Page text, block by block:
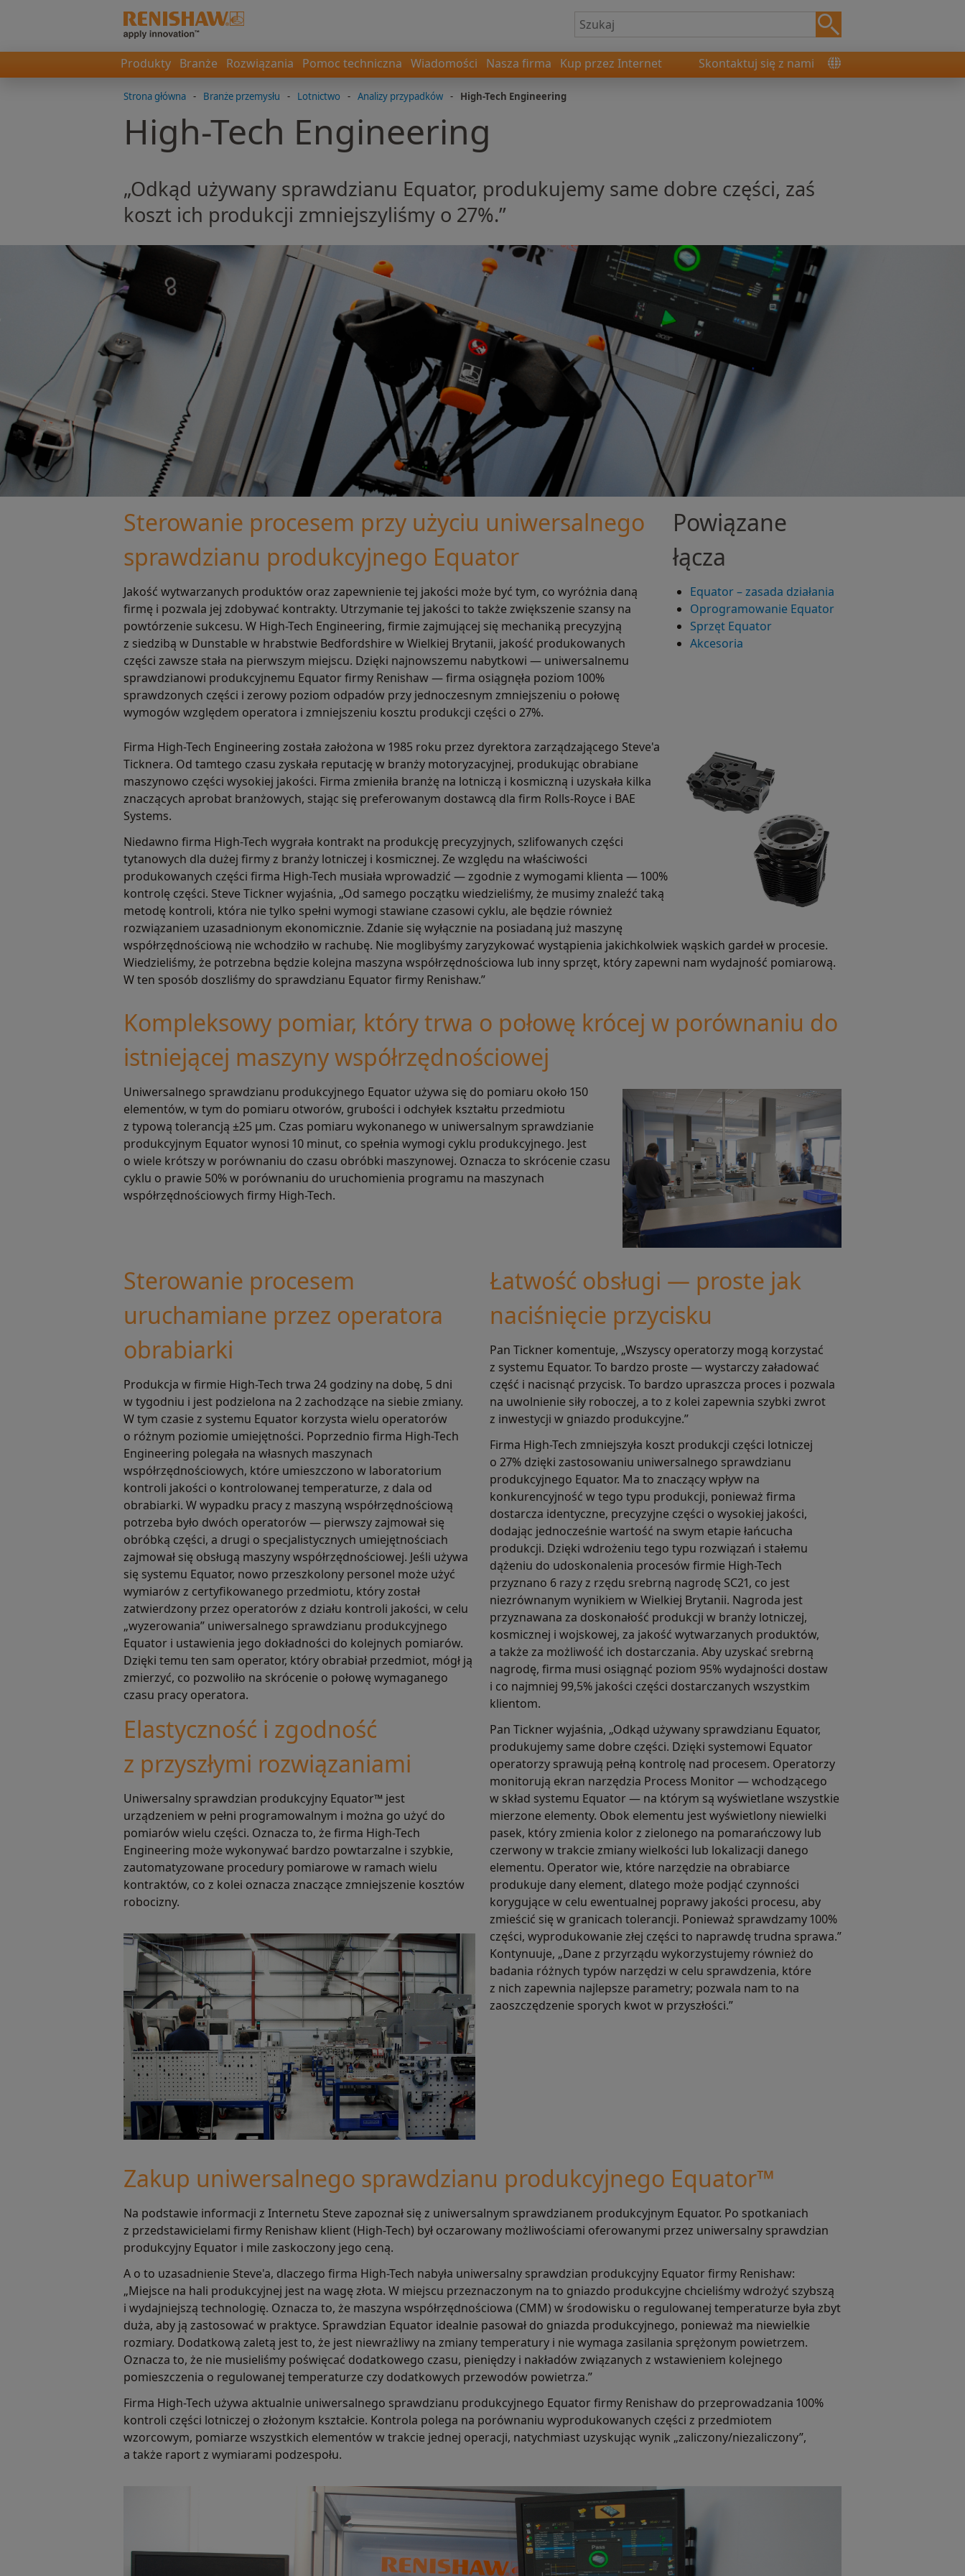
Produkty Branże Rozwiązania Pomoc techniczna Wiadomości Nasza firma Kup przez Internet Skontaktuj się z nami
Strona główna - Branże przemysłu - Lotnictwo - Analizy przypadków - High-Tech Engineering
High-Tech Engineering
„Odkąd używany sprawdzianu Equator, produkujemy same dobre części, zaś
koszt ich produkcji zmniejszyliśmy o 27%.”
Sterowanie procesem przy użyciu uniwersalnego
sprawdzianu produkcyjnego Equator
Jakość wytwarzanych produktów oraz zapewnienie tej jakości może być tym, co wyróżnia daną
firmę i pozwala jej zdobywać kontrakty. Utrzymanie tej jakości to także zwiększenie szansy na
powtórzenie sukcesu. W High-Tech Engineering, firmie zajmującej się mechaniką precyzyjną
z siedzibą w Dunstable w hrabstwie Bedfordshire w Wielkiej Brytanii, jakość produkowanych
części zawsze stała na pierwszym miejscu. Dzięki najnowszemu nabytkowi — uniwersalnemu
sprawdzianowi produkcyjnemu Equator firmy Renishaw — firma osiągnęła poziom 100%
sprawdzonych części i zerowy poziom odpadów przy jednoczesnym zmniejszeniu o połowę
wymogów względem operatora i zmniejszeniu kosztu produkcji części o 27%.
Powiązane
łącza
Equator – zasada działania
Oprogramowanie Equator
Sprzęt Equator
Akcesoria
Firma High-Tech Engineering została założona w 1985 roku przez dyrektora zarządzającego Steve'a
Ticknera. Od tamtego czasu zyskała reputację w branży motoryzacyjnej, produkując obrabiane
maszynowo części wysokiej jakości. Firma zmieniła branżę na lotniczą i kosmiczną i uzyskała kilka
znaczących aprobat branżowych, stając się preferowanym dostawcą dla firm Rolls-Royce i BAE
Systems.
Niedawno firma High-Tech wygrała kontrakt na produkcję precyzyjnych, szlifowanych części
tytanowych dla dużej firmy z branży lotniczej i kosmicznej. Ze względu na właściwości
produkowanych części firma High-Tech musiała wprowadzić — zgodnie z wymogami klienta — 100%
kontrolę części. Steve Tickner wyjaśnia, „Od samego początku wiedzieliśmy, że musimy znaleźć taką
metodę kontroli, która nie tylko spełni wymogi stawiane czasowi cyklu, ale będzie również
rozwiązaniem uzasadnionym ekonomicznie. Zdanie się wyłącznie na posiadaną już maszynę
współrzędnościową nie wchodziło w rachubę. Nie moglibyśmy zaryzykować wystąpienia jakichkolwiek wąskich gardeł w procesie.
Wiedzieliśmy, że potrzebna będzie kolejna maszyna współrzędnościowa lub inny sprzęt, który zapewni nam wydajność pomiarową.
W ten sposób doszliśmy do sprawdzianu Equator firmy Renishaw.”
Kompleksowy pomiar, który trwa o połowę krócej w porównaniu do
istniejącej maszyny współrzędnościowej
Uniwersalnego sprawdzianu produkcyjnego Equator używa się do pomiaru około 150
elementów, w tym do pomiaru otworów, grubości i odchyłek kształtu przedmiotu
z typową tolerancją ±25 μm. Czas pomiaru wykonanego w uniwersalnym sprawdzianie
produkcyjnym Equator wynosi 10 minut, co spełnia wymogi cyklu produkcyjnego. Jest
o wiele krótszy w porównaniu do czasu obróbki maszynowej. Oznacza to skrócenie czasu
cyklu o prawie 50% w porównaniu do uruchomienia programu na maszynach
współrzędnościowych firmy High-Tech.
Sterowanie procesem
uruchamiane przez operatora
obrabiarki
Produkcja w firmie High-Tech trwa 24 godziny na dobę, 5 dni
w tygodniu i jest podzielona na 2 zachodzące na siebie zmiany.
W tym czasie z systemu Equator korzysta wielu operatorów
o różnym poziomie umiejętności. Poprzednio firma High-Tech
Engineering polegała na własnych maszynach
współrzędnościowych, które umieszczono w laboratorium
kontroli jakości o kontrolowanej temperaturze, z dala od
obrabiarki. W wypadku pracy z maszyną współrzędnościową
potrzeba było dwóch operatorów — pierwszy zajmował się
obróbką części, a drugi o specjalistycznych umiejętnościach
zajmował się obsługą maszyny współrzędnościowej. Jeśli używa
się systemu Equator, nowo przeszkolony personel może użyć
wymiarów z certyfikowanego przedmiotu, który został
zatwierdzony przez operatorów z działu kontroli jakości, w celu
„wyzerowania” uniwersalnego sprawdzianu produkcyjnego
Equator i ustawienia jego dokładności do kolejnych pomiarów.
Dzięki temu ten sam operator, który obrabiał przedmiot, mógł ją
zmierzyć, co pozwoliło na skrócenie o połowę wymaganego
czasu pracy operatora.
Elastyczność i zgodność
z przyszłymi rozwiązaniami
Uniwersalny sprawdzian produkcyjny Equator™ jest
urządzeniem w pełni programowalnym i można go użyć do
pomiarów wielu części. Oznacza to, że firma High-Tech
Engineering może wykonywać bardzo powtarzalne i szybkie,
zautomatyzowane procedury pomiarowe w ramach wielu
kontraktów, co z kolei oznacza znaczące zmniejszenie kosztów
robocizny.
Łatwość obsługi — proste jak
naciśnięcie przycisku
Pan Tickner komentuje, „Wszyscy operatorzy mogą korzystać
z systemu Equator. To bardzo proste — wystarczy załadować
część i nacisnąć przycisk. To bardzo upraszcza proces i pozwala
na uwolnienie siły roboczej, a to z kolei zapewnia szybki zwrot
z inwestycji w gniazdo produkcyjne.”
Firma High-Tech zmniejszyła koszt produkcji części lotniczej
o 27% dzięki zastosowaniu uniwersalnego sprawdzianu
produkcyjnego Equator. Ma to znaczący wpływ na
konkurencyjność w tego typu produkcji, ponieważ firma
dostarcza identyczne, precyzyjne części o wysokiej jakości,
dodając jednocześnie wartość na swym etapie łańcucha
produkcji. Dzięki wdrożeniu tego typu rozwiązań i stałemu
dążeniu do udoskonalenia procesów firmie High-Tech
przyznano 6 razy z rzędu srebrną nagrodę SC21, co jest
niezrównanym wynikiem w Wielkiej Brytanii. Nagroda jest
przyznawana za doskonałość produkcji w branży lotniczej,
kosmicznej i wojskowej, za jakość wytwarzanych produktów,
a także za możliwość ich dostarczania. Aby uzyskać srebrną
nagrodę, firma musi osiągnąć poziom 95% wydajności dostaw
i co najmniej 99,5% jakości części dostarczanych wszystkim
klientom.
Pan Tickner wyjaśnia, „Odkąd używany sprawdzianu Equator,
produkujemy same dobre części. Dzięki systemowi Equator
operatorzy sprawują pełną kontrolę nad procesem. Operatorzy
monitorują ekran narzędzia Process Monitor — wchodzącego
w skład systemu Equator — na którym są wyświetlane wszystkie
mierzone elementy. Obok elementu jest wyświetlony niewielki
pasek, który zmienia kolor z zielonego na pomarańczowy lub
czerwony w trakcie zmiany wielkości lub lokalizacji danego
elementu. Operator wie, które narzędzie na obrabiarce
produkuje dany element, dlatego może podjąć czynności
korygujące w celu ewentualnej poprawy jakości procesu, aby
zmieścić się w granicach tolerancji. Ponieważ sprawdzamy 100%
części, wyprodukowanie złej części to naprawdę trudna sprawa.”
Kontynuuje, „Dane z przyrządu wykorzystujemy również do
badania różnych typów narzędzi w celu sprawdzenia, które
z nich zapewnia najlepsze parametry; pozwala nam to na
zaoszczędzenie sporych kwot w przyszłości.”
Zakup uniwersalnego sprawdzianu produkcyjnego Equator™
Na podstawie informacji z Internetu Steve zapoznał się z uniwersalnym sprawdzianem produkcyjnym Equator. Po spotkaniach
z przedstawicielami firmy Renishaw klient (High-Tech) był oczarowany możliwościami oferowanymi przez uniwersalny sprawdzian
produkcyjny Equator i mile zaskoczony jego ceną.
A o to uzasadnienie Steve'a, dlaczego firma High-Tech nabyła uniwersalny sprawdzian produkcyjny Equator firmy Renishaw:
„Miejsce na hali produkcyjnej jest na wagę złota. W miejscu przeznaczonym na to gniazdo produkcyjne chcieliśmy wdrożyć szybszą
i wydajniejszą technologię. Oznacza to, że maszyna współrzędnościowa (CMM) w środowisku o regulowanej temperaturze była zbyt
duża, aby ją zastosować w praktyce. Sprawdzian Equator idealnie pasował do gniazda produkcyjnego, ponieważ ma niewielkie
rozmiary. Dodatkową zaletą jest to, że jest niewrażliwy na zmiany temperatury i nie wymaga zasilania sprężonym powietrzem.
Oznacza to, że nie musieliśmy poświęcać dodatkowego czasu, pieniędzy i nakładów związanych z wstawieniem kolejnego
pomieszczenia o regulowanej temperaturze czy dodatkowych przewodów powietrza.”
Firma High-Tech używa aktualnie uniwersalnego sprawdzianu produkcyjnego Equator firmy Renishaw do przeprowadzania 100%
kontroli części lotniczej o złożonym kształcie. Kontrola polega na porównaniu wyprodukowanych części z przedmiotem
wzorcowym, pomiarze wszystkich elementów w trakcie jednej operacji, natychmiast uzyskując wynik „zaliczony/niezaliczony”,
a także raport z wymiarami podzespołu.